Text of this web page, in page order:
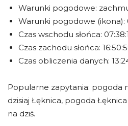
Warunki pogodowe:
Warunki pogodowe (ikona):
Czas wschodu słońca:
Czas zachodu słońca:
Czas obliczenia danych:
Popularne zapytania: pogoda
dzisiaj Łęknica, pogoda
na dziś.